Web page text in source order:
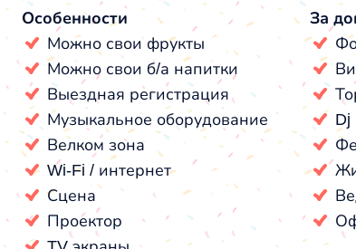
Особенности
Можно свои фрукты
Можно свои б/а напитки
Выездная регистрация
Музыкальное оборудование
Велком зона
Wi-Fi / интернет
Сцена
Проектор
За
Dj